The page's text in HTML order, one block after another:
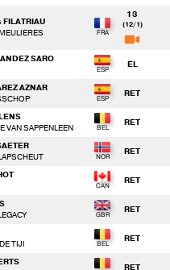
13
(12/1)
SARO
EL
AZNAR
RET
VAN SAPPENLEEN
RET
RET
RET
RET
TIJI
RET
RET